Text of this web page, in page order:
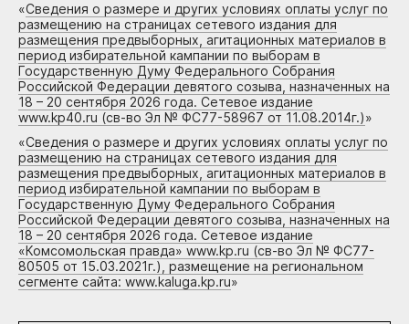
«Сведения о размере и других условиях оплаты услуг по
размещению на страницах сетевого издания для
размещения предвыборных, агитационных материалов в
период избирательной кампании по выборам в
Государственную Думу Федерального Собрания
Российской Федерации девятого созыва, назначенных на
18 – 20 сентября 2026 года. Сетевое издание
www.kp40.ru (св-во Эл № ФС77-58967 от 11.08.2014г.)»
«Сведения о размере и других условиях оплаты услуг по
размещению на страницах сетевого издания для
размещения предвыборных, агитационных материалов в
период избирательной кампании по выборам в
Государственную Думу Федерального Собрания
Российской Федерации девятого созыва, назначенных на
18 – 20 сентября 2026 года. Сетевое издание
«Комсомольская правда» www.kp.ru (св-во Эл № ФС77-
80505 от 15.03.2021г.), размещение на региональном
сегменте сайта: www.kaluga.kp.ru»